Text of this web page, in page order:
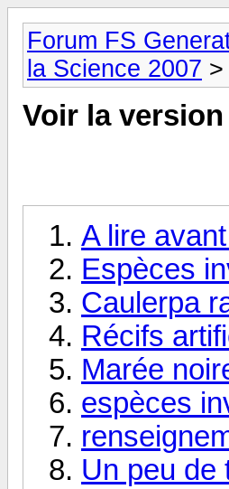
Forum FS
la Science 2007
Voir la
A lire
Espèces
Caulerpa
Récifs
Marée
espèces
Un peu de